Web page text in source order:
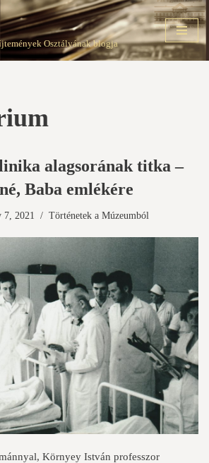
Osztályának blogja
alagsorának titka –
Baba emlékére
7, 2021 Történetek a Múzeumból
Környey István professzor